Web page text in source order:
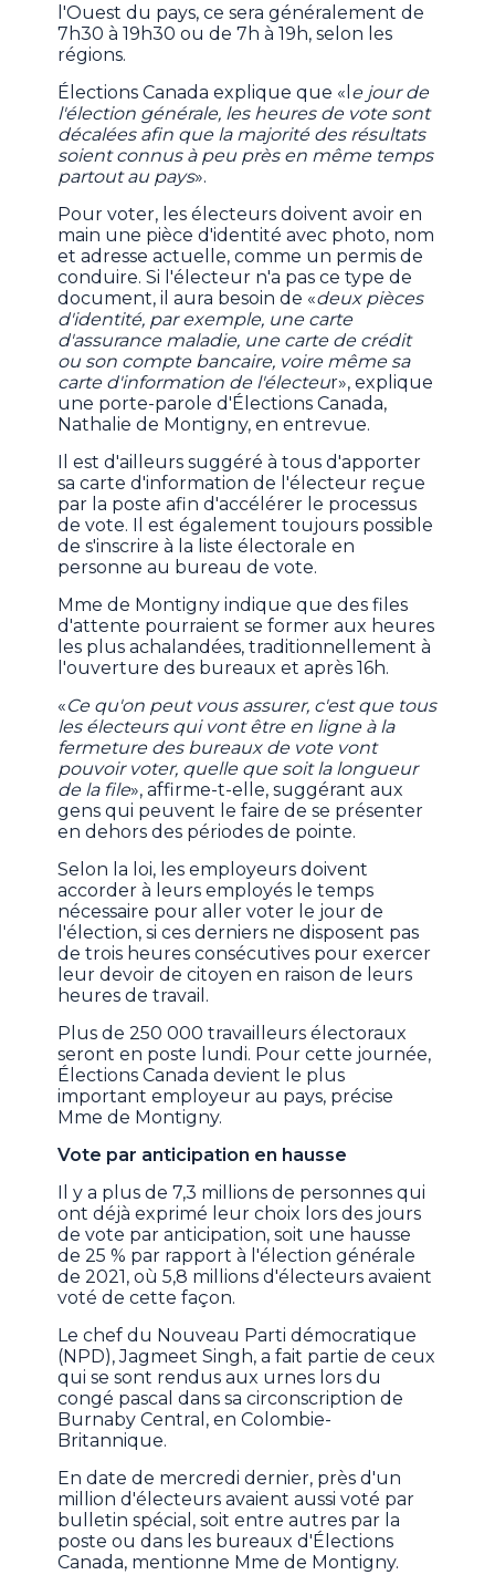
l'Ouest du pays, ce sera généralement de
7h30 à 19h30 ou de 7h à 19h, selon les
régions.
Élections Canada explique que «l e jour de
l'élection générale, les heures de vote sont
décalées afin que la majorité des résultats
soient connus à peu près en même temps
partout au pays».
Pour voter, les électeurs doivent avoir en
main une pièce d'identité avec photo, nom
et adresse actuelle, comme un permis de
conduire. Si l'électeur n'a pas ce type de
document, il aura besoin de «deux pièces
d'identité, par exemple, une carte
d'assurance maladie, une carte de crédit
ou son compte bancaire, voire même sa
carte d'information de l'électeur», explique
une porte-parole d'Élections Canada,
Nathalie de Montigny, en entrevue.
Il est d'ailleurs suggéré à tous d'apporter
sa carte d'information de l'électeur reçue
par la poste afin d'accélérer le processus
de vote. Il est également toujours possible
de s'inscrire à la liste électorale en
personne au bureau de vote.
Mme de Montigny indique que des files
d'attente pourraient se former aux heures
les plus achalandées, traditionnellement à
l'ouverture des bureaux et après 16h.
«Ce qu'on peut vous assurer, c'est que tous
les électeurs qui vont être en ligne à la
fermeture des bureaux de vote vont
pouvoir voter, quelle que soit la longueur
de la file», affirme-t-elle, suggérant aux
gens qui peuvent le faire de se présenter
en dehors des périodes de pointe.
Selon la loi, les employeurs doivent
accorder à leurs employés le temps
nécessaire pour aller voter le jour de
l'élection, si ces derniers ne disposent pas
de trois heures consécutives pour exercer
leur devoir de citoyen en raison de leurs
heures de travail.
Plus de 250 000 travailleurs électoraux
seront en poste lundi. Pour cette journée,
Élections Canada devient le plus
important employeur au pays, précise
Mme de Montigny.
Vote par anticipation en hausse
Il y a plus de 7,3 millions de personnes qui
ont déjà exprimé leur choix lors des jours
de vote par anticipation, soit une hausse
de 25 % par rapport à l'élection générale
de 2021, où 5,8 millions d'électeurs avaient
voté de cette façon.
Le chef du Nouveau Parti démocratique
(NPD), Jagmeet Singh, a fait partie de ceux
qui se sont rendus aux urnes lors du
congé pascal dans sa circonscription de
Burnaby Central, en Colombie-
Britannique.
En date de mercredi dernier, près d'un
million d'électeurs avaient aussi voté par
bulletin spécial, soit entre autres par la
poste ou dans les bureaux d'Élections
Canada, mentionne Mme de Montigny.